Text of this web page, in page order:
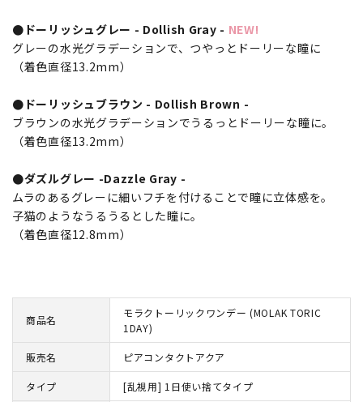
●ドーリッシュグレー - Dollish Gray - NEW!
グレーの水光グラデーションで、つやっとドーリーな瞳に
（着色直径13.2mm）
●ドーリッシュブラウン - Dollish Brown -
ブラウンの水光グラデーションでうるっとドーリーな瞳に。
（着色直径13.2mm）
●ダズルグレー -Dazzle Gray -
ムラのあるグレーに細いフチを付けることで瞳に立体感を。
子猫のようなうるうるとした瞳に。
（着色直径12.8mm）
商品名
モラクトーリックワンデー (MOLAK TORIC
1DAY)
販売名 ピアコンタクトアクア
タイプ [乱視用] 1日使い捨てタイプ